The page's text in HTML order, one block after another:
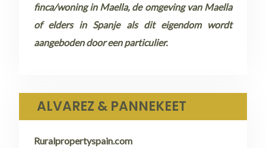
finca/woning in Maella, de omgeving van Maella
of elders in Spanje als dit eigendom wordt
aangeboden door een particulier.
ALVAREZ & PANNEKEET
Ruralpropertyspain.com